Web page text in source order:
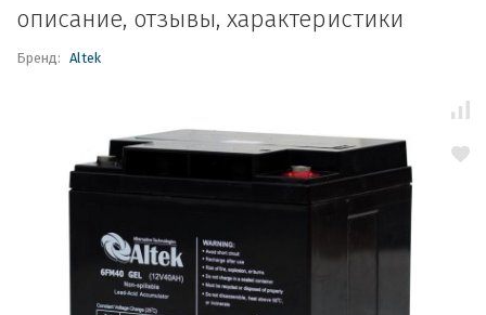
описание, отзывы, характеристики
Бренд: Altek